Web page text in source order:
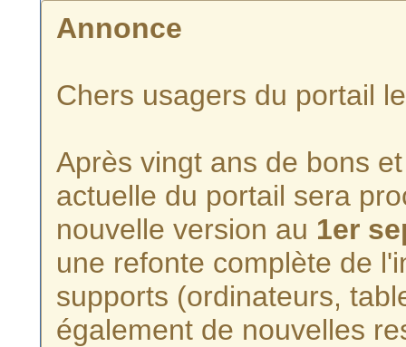
Annonce
Chers usagers du portail
Après vingt ans de bons
actuelle du portail sera
nouvelle version au 1er
une refonte complète de
supports (ordinateurs,
également de nouvelles